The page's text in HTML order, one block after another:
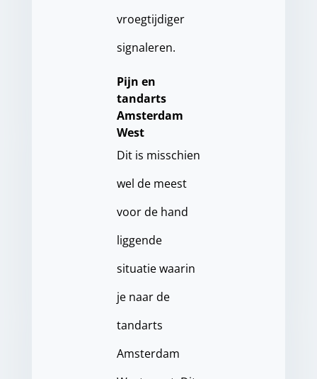
vroegtijdiger
signaleren.
Pijn en
tandarts
Amsterdam
West
Dit is misschien
wel de meest
voor de hand
liggende
situatie waarin
je naar de
tandarts
Amsterdam